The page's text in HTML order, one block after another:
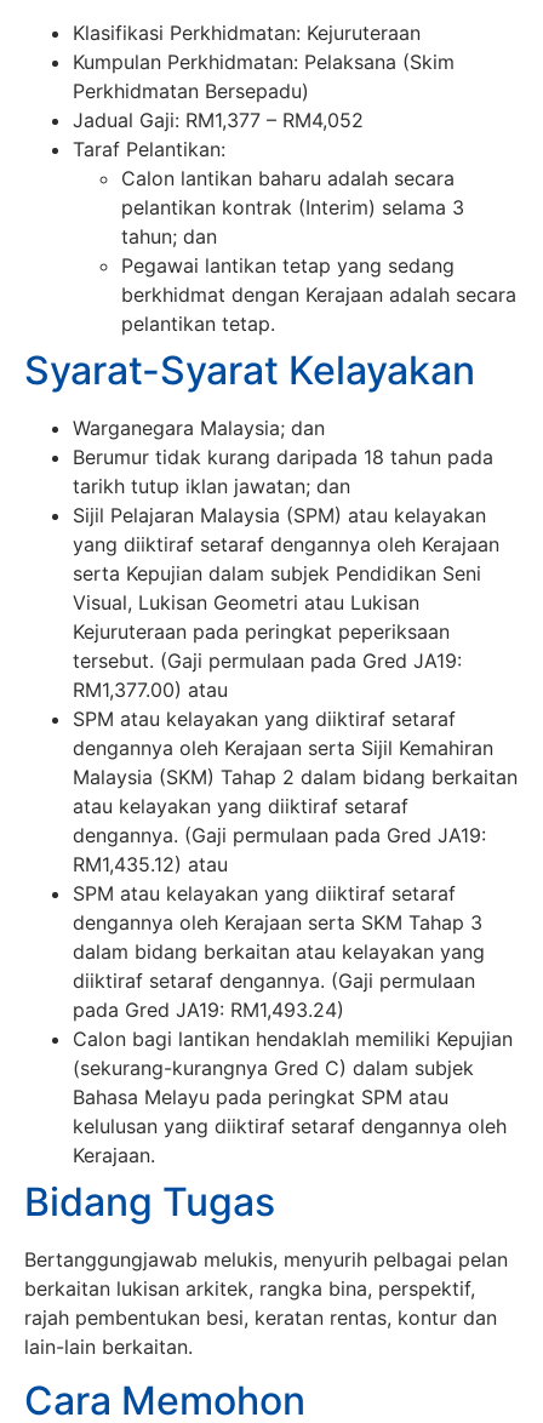
Klasifikasi Perkhidmatan: Kejuruteraan
Kumpulan Perkhidmatan: Pelaksana (Skim
Perkhidmatan Bersepadu)
Jadual Gaji: RM1,377 – RM4,052
Taraf Pelantikan:
Calon lantikan baharu adalah secara
pelantikan kontrak (Interim) selama 3
tahun; dan
Pegawai lantikan tetap yang sedang
berkhidmat dengan Kerajaan adalah secara
pelantikan tetap.
Syarat-Syarat Kelayakan
Warganegara Malaysia; dan
Berumur tidak kurang daripada 18 tahun pada
tarikh tutup iklan jawatan; dan
Sijil Pelajaran Malaysia (SPM) atau kelayakan
yang diiktiraf setaraf dengannya oleh Kerajaan
serta Kepujian dalam subjek Pendidikan Seni
Visual, Lukisan Geometri atau Lukisan
Kejuruteraan pada peringkat peperiksaan
tersebut. (Gaji permulaan pada Gred JA19:
RM1,377.00) atau
SPM atau kelayakan yang diiktiraf setaraf
dengannya oleh Kerajaan serta Sijil Kemahiran
Malaysia (SKM) Tahap 2 dalam bidang berkaitan
atau kelayakan yang diiktiraf setaraf
dengannya. (Gaji permulaan pada Gred JA19:
RM1,435.12) atau
SPM atau kelayakan yang diiktiraf setaraf
dengannya oleh Kerajaan serta SKM Tahap 3
dalam bidang berkaitan atau kelayakan yang
diiktiraf setaraf dengannya. (Gaji permulaan
pada Gred JA19: RM1,493.24)
Calon bagi lantikan hendaklah memiliki Kepujian
(sekurang-kurangnya Gred C) dalam subjek
Bahasa Melayu pada peringkat SPM atau
kelulusan yang diiktiraf setaraf dengannya oleh
Kerajaan.
Bidang Tugas
Bertanggungjawab melukis, menyurih pelbagai pelan
berkaitan lukisan arkitek, rangka bina, perspektif,
rajah pembentukan besi, keratan rentas, kontur dan
lain-lain berkaitan.
Cara Memohon